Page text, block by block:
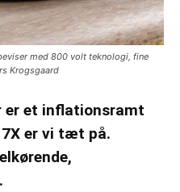
med 800 volt teknologi, fine
Krogsgaard
er et inflationsramt
7X er vi tæt på.